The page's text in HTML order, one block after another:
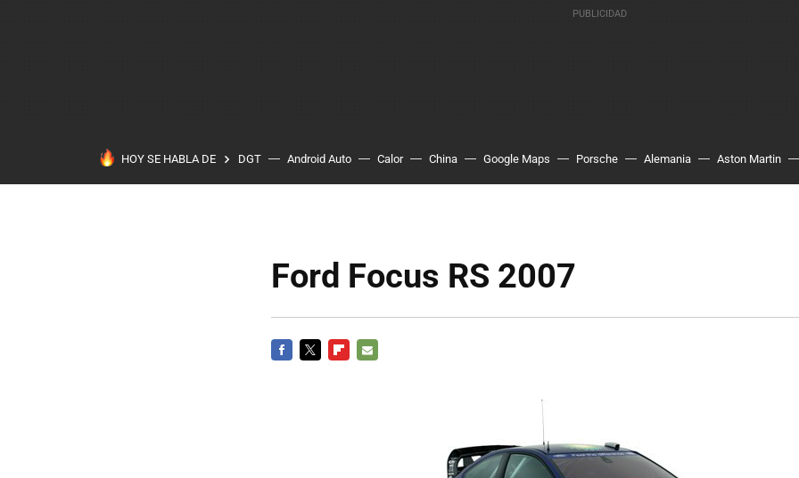
HOY SE HABLA DE DGT Android Auto Calor China Google Maps Porsche Alemania Aston Martin
Ford Focus RS 2007